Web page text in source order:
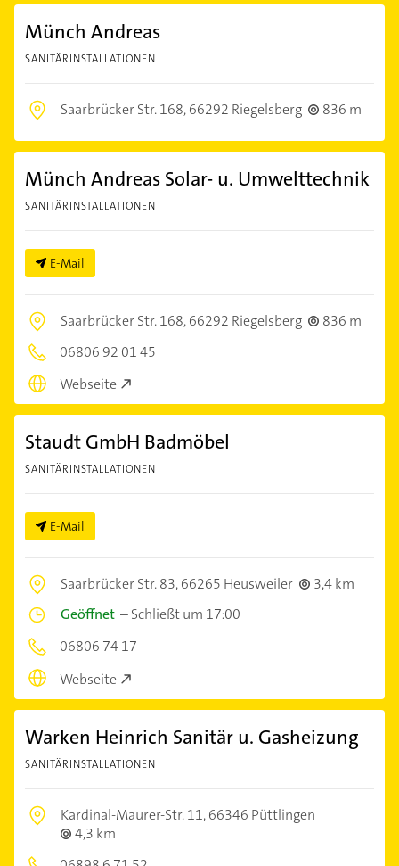
Münch Andreas
SANITÄRINSTALLATIONEN
Saarbrücker Str. 168,66292 Riegelsberg 836 m
Münch Andreas Solar- u. Umwelttechnik
SANITÄRINSTALLATIONEN
E-Mail
Saarbrücker Str. 168,66292 Riegelsberg
836 m
06806 92 01 45
Webseite
Staudt GmbH Badmöbel
SANITÄRINSTALLATIONEN
E-Mail
Saarbrücker Str. 83,66265 Heusweiler
3,4 km
Geöffnet –Schließt um 17:00
06806 74 17
Webseite
Warken Heinrich Sanitär u. Gasheizung
SANITÄRINSTALLATIONEN
Kardinal-Maurer-Str. 11,66346 Püttlingen
4,3 km